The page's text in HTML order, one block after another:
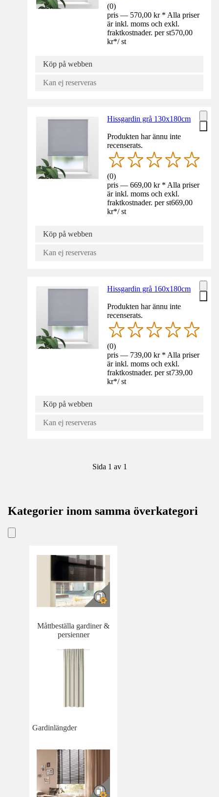
(0)
pris — 570,00 kr * Alla priser
är inkl. moms och exkl.
fraktkostnader. per st570,00
kr*/ st
Köp på webben
Kan ej reserveras
Hissgardin grå 130x180cm
Produkten har ännu inte
recenserats.
(0)
pris — 669,00 kr * Alla priser
är inkl. moms och exkl.
fraktkostnader. per st669,00
kr*/ st
Köp på webben
Kan ej reserveras
Hissgardin grå 160x180cm
Produkten har ännu inte
recenserats.
(0)
pris — 739,00 kr * Alla priser
är inkl. moms och exkl.
fraktkostnader. per st739,00
kr*/ st
Köp på webben
Kan ej reserveras
Sida 1 av 1
Kategorier inom samma överkategori
Måttbeställa gardiner &
persienner
Gardinlängder